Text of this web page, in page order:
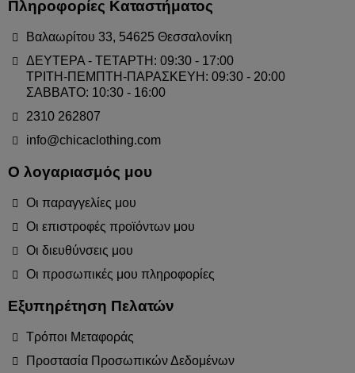
Πληροφορίες Καταστήματος
Βαλαωρίτου 33, 54625 Θεσσαλονίκη
ΔΕΥΤΕΡΑ - ΤΕΤΑΡΤΗ: 09:30 - 17:00
ΤΡΙΤΗ-ΠΕΜΠΤΗ-ΠΑΡΑΣΚΕΥΗ: 09:30 - 20:00
ΣΑΒΒΑΤΟ: 10:30 - 16:00
2310 262807
info@chicaclothing.com
Ο λογαριασμός μου
Οι παραγγελίες μου
Οι επιστροφές προϊόντων μου
Οι διευθύνσεις μου
Οι προσωπικές μου πληροφορίες
Εξυπηρέτηση Πελατών
Τρόποι Μεταφοράς
Προστασία Προσωπικών Δεδομένων